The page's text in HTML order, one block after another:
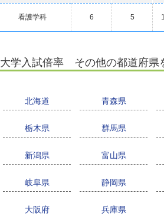
看護学科 6 5
大学入試倍率 その他の都道府県
北海道 青森県
栃木県 群馬県
新潟県 富山県
岐阜県 静岡県
大阪府 兵庫県